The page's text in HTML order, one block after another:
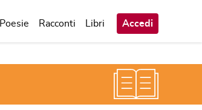
Poesie Racconti Libri Accedi